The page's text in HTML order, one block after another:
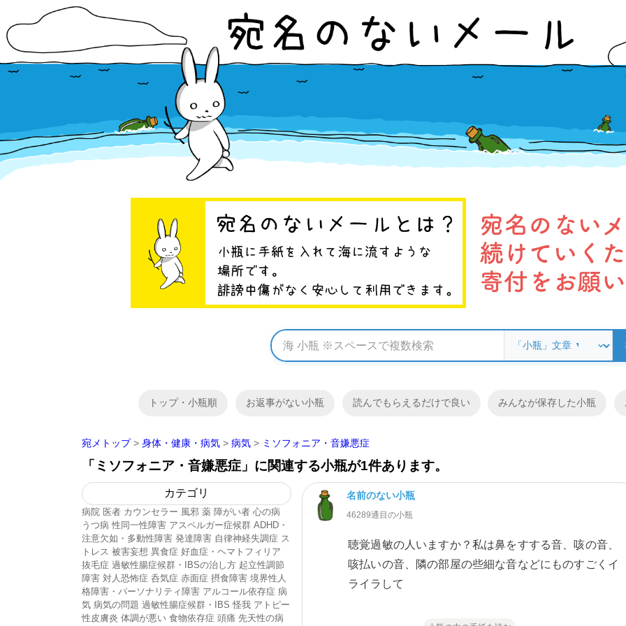
トップ・小瓶順 お返事がない小瓶 読んでもらえるだけで良い みんなが保存した小瓶
宛メトップ > 身体・健康・病気 > 病気 > ミソフォニア・音嫌悪症
「ミソフォニア・音嫌悪症」に関連する小瓶が1件あります。
カテゴリ
病院 医者 カウンセラー 風邪 薬 障がい者 心の病
うつ病 性同一性障害 アスペルガー症候群 ADHD・
注意欠如・多動性障害 発達障害 自律神経失調症 ス
トレス 被害妄想 異食症 好血症・ヘマトフィリア
抜毛症 過敏性腸症候群・IBSの治し方 起立性調節
障害 対人恐怖症 呑気症 赤面症 摂食障害 境界性人
格障害・パーソナリティ障害 アルコール依存症 病
気 病気の問題 過敏性腸症候群・IBS 怪我 アトピー
性皮膚炎 体調が悪い 食物依存症 頭痛 先天性の病
名前のない小瓶
46289通目の小瓶
聴覚過敏の人いますか？私は鼻をすする音、咳の音、
咳払いの音、隣の部屋の些細な音などにものすごくイ
ライラして